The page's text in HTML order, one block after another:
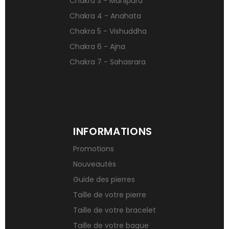
Signification des pierres de naissance
Chakra 4 - Anahata
Chakra 5 - Vishuddha
Chakra 6 - Ajna
Chakra 7 - Sahasrara
INFORMATIONS
Promotions
Nouveautés
Guide des pierres
Taille de votre pierre
Taille de votre bracelet
Taille de votre bague